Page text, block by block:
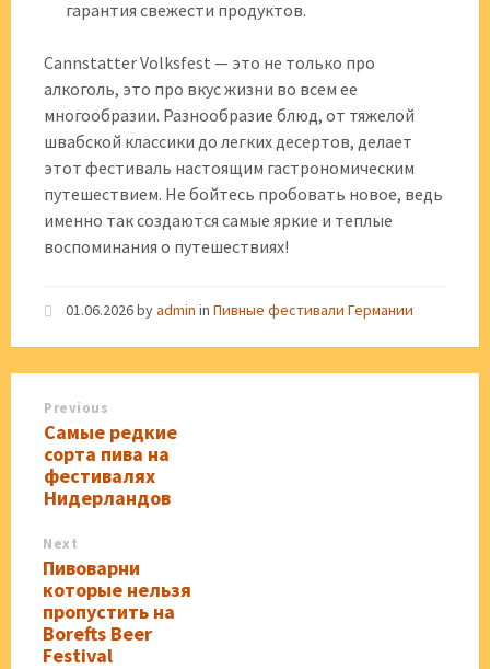
гарантия свежести продуктов.
Cannstatter Volksfest — это не только про
алкоголь, это про вкус жизни во всем ее
многообразии. Разнообразие блюд, от тяжелой
швабской классики до легких десертов, делает
этот фестиваль настоящим гастрономическим
путешествием. Не бойтесь пробовать новое, ведь
именно так создаются самые яркие и теплые
воспоминания о путешествиях!
01.06.2026byadmin in Пивные фестивали Германии
Previous
Самые редкие
сорта пива на
фестивалях
Нидерландов
Next
Пивоварни
которые нельзя
пропустить на
Borefts Beer
Festival